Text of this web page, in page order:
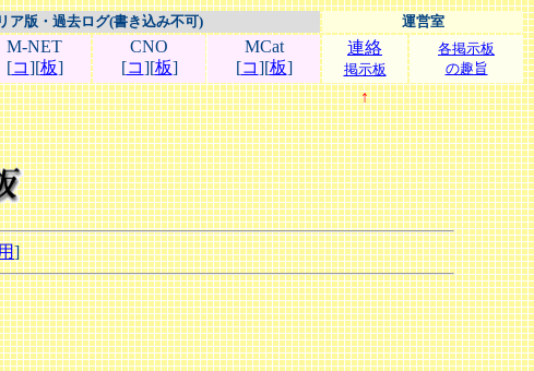
ア版・過去ログ(書き込み不可) 運営室
M-NET
[コ][板]
CNO
[コ][板]
MCat
[コ][板]
連絡
掲示板
各掲示板
の趣旨
↑
]